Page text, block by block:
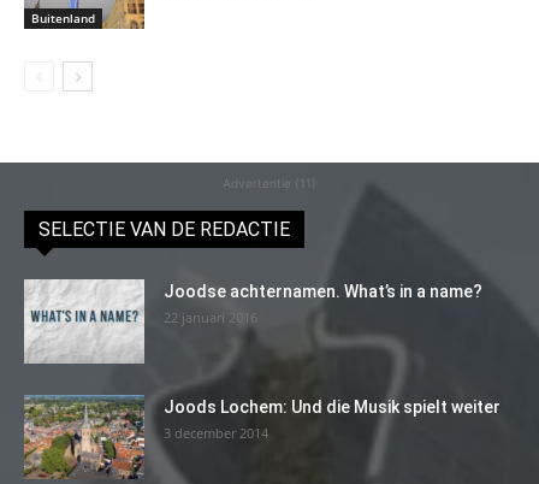
Buitenland
Advertentie (11)
SELECTIE VAN DE REDACTIE
Joodse achternamen. What’s in a name?
22 januari 2016
Joods Lochem: Und die Musik spielt weiter
3 december 2014